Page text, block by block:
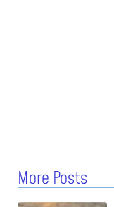
More Posts